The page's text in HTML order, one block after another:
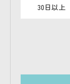
30日以上